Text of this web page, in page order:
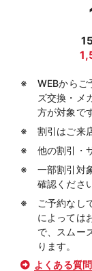
WEBからご
ズ交換・メ
方が対象で
割引はご来
他の割引・
一部割引対
確認くださ
ご予約なし
によっては
で、スムー
ります。
よくある質問